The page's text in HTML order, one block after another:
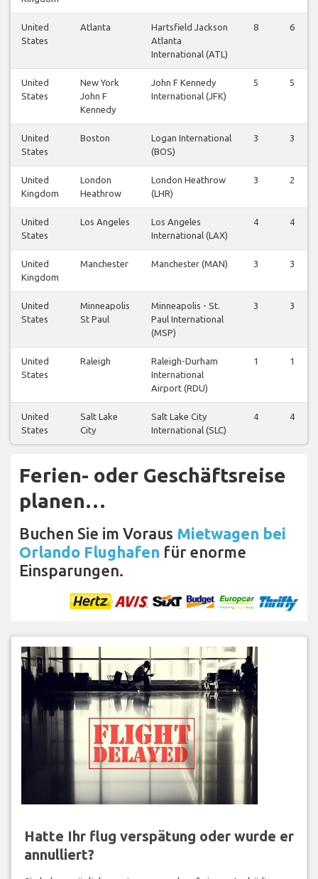
United
States
Atlanta
Hartsfield Jackson
Atlanta
International (ATL)
8 6
United
States
New York
John F
Kennedy
John F Kennedy
International (JFK)
5 5
United
States
Boston
Logan International
(BOS)
3 3
United
Kingdom
London
Heathrow
London Heathrow
(LHR)
3 2
United
States
Los Angeles
Los Angeles
International (LAX)
4 4
United
Kingdom
Manchester Manchester (MAN) 3 3
United
States
Minneapolis
St Paul
Minneapolis - St.
Paul International
(MSP)
3 3
United
States
Raleigh
Raleigh-Durham
International
Airport (RDU)
1 1
United
States
Salt Lake
City
Salt Lake City
International (SLC)
4 4
Ferien- oder Geschäftsreise
planen…
Buchen Sie im Voraus Mietwagen bei
Orlando Flughafen für enorme
Einsparungen.
Hatte Ihr flug verspätung oder wurde er
annulliert?